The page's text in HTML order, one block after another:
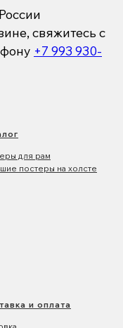
свяжитесь с
+7 993 930-
для рам
постеры на холсте
и оплата